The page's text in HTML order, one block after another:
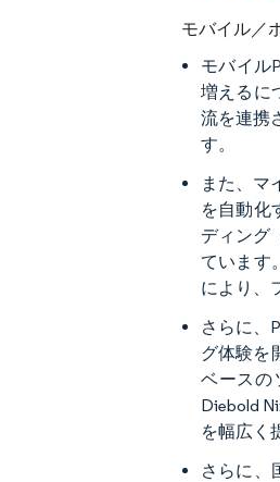
モバイル／
モバイル
増えるに
流を連携
す。
また、マ
を自動化
ディング
ています
により、
さらに、
グ体験を
ベースの
Diebold
を幅広く
さらに、